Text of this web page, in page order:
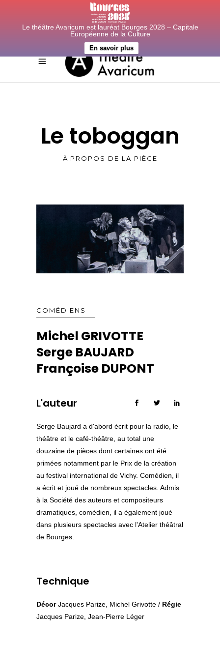
Le théâtre Avaricum est lauréat Bourges 2028 – Capitale
Européenne de la Culture
En savoir plus
Le toboggan
À PROPOS DE LA PIÈCE
COMÉDIENS
Michel GRIVOTTE
Serge BAUJARD
Françoise DUPONT
L'auteur
Serge Baujard a d'abord écrit pour la radio, le
théâtre et le café-théâtre, au total une
douzaine de pièces dont certaines ont été
primées notamment par le Prix de la création
au festival international de Vichy. Comédien, il
a écrit et joué de nombreux spectacles. Admis
à la Société des auteurs et compositeurs
dramatiques, comédien, il a également joué
dans plusieurs spectacles avec l'Atelier théâtral
de Bourges.
Technique
DécorJacques Parize, Michel Grivotte / Régie
Jacques Parize, Jean-Pierre Léger